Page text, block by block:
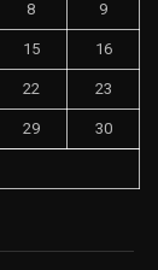
8 9
15 16
22 23
29 30